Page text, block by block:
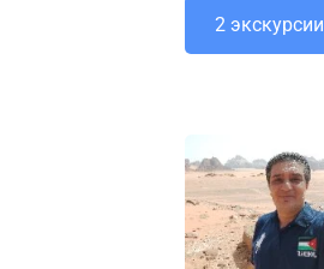
2 экскурсии